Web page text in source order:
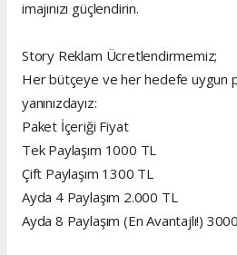
imajınızı güçlendirin.
Story Reklam Ücretlendirmemiz;
Her bütçeye ve her hedefe uygun
yanınızdayız:
Paket İçeriği Fiyat
Tek Paylaşım 1000 TL
Çift Paylaşım 1300 TL
Ayda 4 Paylaşım 2.000 TL
Ayda 8 Paylaşım (En Avantajlı!)